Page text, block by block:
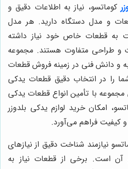
کوماتسو، نیاز به اطلاعات دقیق و
و مدل دستگاه دارید. هر مدل
به قطعات خاص خود نیاز داشته
و طراحی متفاوت هستند. مجموعه
و دانش فنی در زمینه فروش قطعات
را در انتخاب دقیق قطعات یدکی
مجموعه با تأمین انواع قطعات یدکی
امکان خرید لوازم یدکی بلدوزر
کیفیت فراهم می‌آورد.
نیازمند شناخت دقیق از نیازهای
است. برخی از قطعات نیاز به